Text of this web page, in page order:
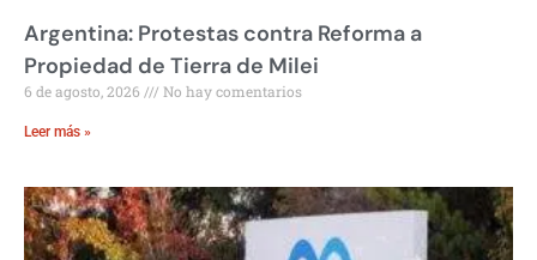
Argentina: Protestas contra Reforma a
Propiedad de Tierra de Milei
6 de agosto, 2026 No hay comentarios
Leer más »